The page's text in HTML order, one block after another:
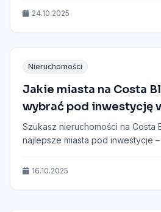
24.10.2025
Nieruchomości
Jakie miasta na Costa
wybrać pod inwestycję
nieruchomości?
Szukasz nieruchomości na Costa
najlepsze miasta pod inwestycje
16.10.2025